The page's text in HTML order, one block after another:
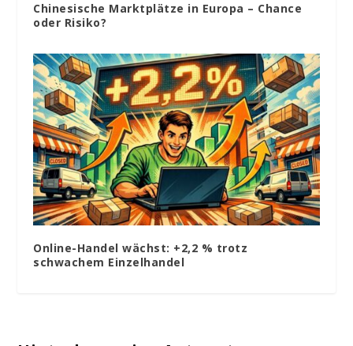
Chinesische Marktplätze in Europa – Chance
oder Risiko?
Online-Handel wächst: +2,2 % trotz
schwachem Einzelhandel